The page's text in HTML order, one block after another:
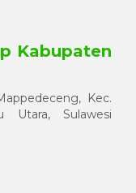
Kabupaten
Kec.
Utara, Sulawesi